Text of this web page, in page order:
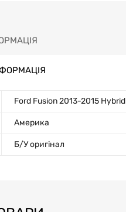
Ford Fusion 2013-2015 Hybrid
Америка
Б/У оригінал